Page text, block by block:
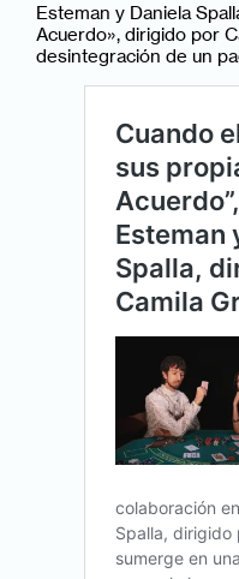
Esteman y Daniela
Acuerdo», dirigido por
desintegración de un